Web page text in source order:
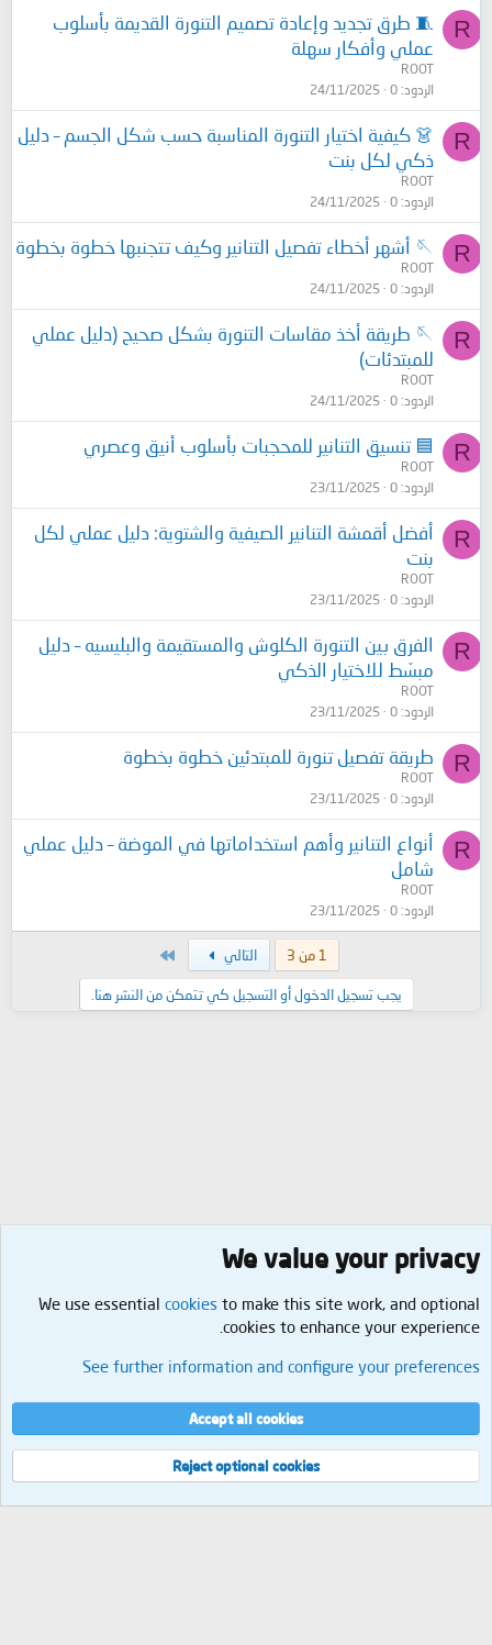
R
🧵 طرق تجديد وإعادة تصميم التنورة القديمة بأسلوب
عملي وأفكار سهلة
ROOT
الردود 0
24/11/2025
R
👗 كيفية اختيار التنورة المناسبة حسب شكل الجسم – دليل
ذكي لكل بنت
ROOT
الردود 0
24/11/2025
R 🪡 أشهر أخطاء تفصيل التنانير وكيف تتجنبها خطوة بخطوة
ROOT
الردود 0
24/11/2025
R
🪡 طريقة أخذ مقاسات التنورة بشكل صحيح (دليل عملي
للمبتدئات)
ROOT
الردود 0
24/11/2025
R 🟦 تنسيق التنانير للمحجبات بأسلوب أنيق وعصري
ROOT
الردود 0
23/11/2025
R
أفضل أقمشة التنانير الصيفية والشتوية: دليل عملي لكل
بنت
ROOT
الردود 0
23/11/2025
R
الفرق بين التنورة الكلوش والمستقيمة والبليسيه – دليل
مبسّط للاختيار الذكي
ROOT
الردود 0
23/11/2025
R طريقة تفصيل تنورة للمبتدئين خطوة بخطوة
ROOT
الردود 0
23/11/2025
R
أنواع التنانير وأهم استخداماتها في الموضة – دليل عملي
شامل
ROOT
الردود 0
23/11/2025
1 من 3 التالي
يجب تسجيل الدخول أو التسجيل كي تتمكن من النشر هنا.
المنزل والأعمال اليدوية
Cookies
العربية
إتصل بنا
الشروط والقوانين سياسة الخصوصية مساعدة الرئيسية
R
S
مجموع الإستعلامات 8 إجمالي الوقت
2.10MB
We value your privacy
We use essential cookies to make this site work, and optional
cookies to enhance your experience.
See further information and configure your preferences
Accept all cookies
Reject optional cookies